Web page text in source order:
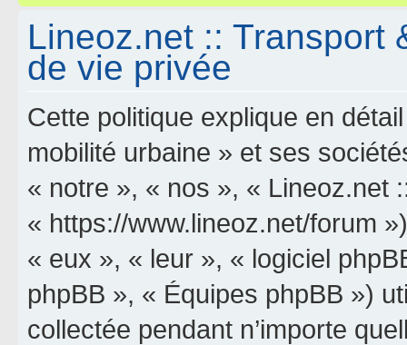
Lineoz.net :: Transport
de vie privée
Cette politique explique en
mobilité urbaine » et ses
« notre », « nos », « Lineoz.net
« https://www.lineoz.net/forum
« eux », « leur », « logiciel
phpBB », « Équipes phpBB »)
collectée pendant n’importe